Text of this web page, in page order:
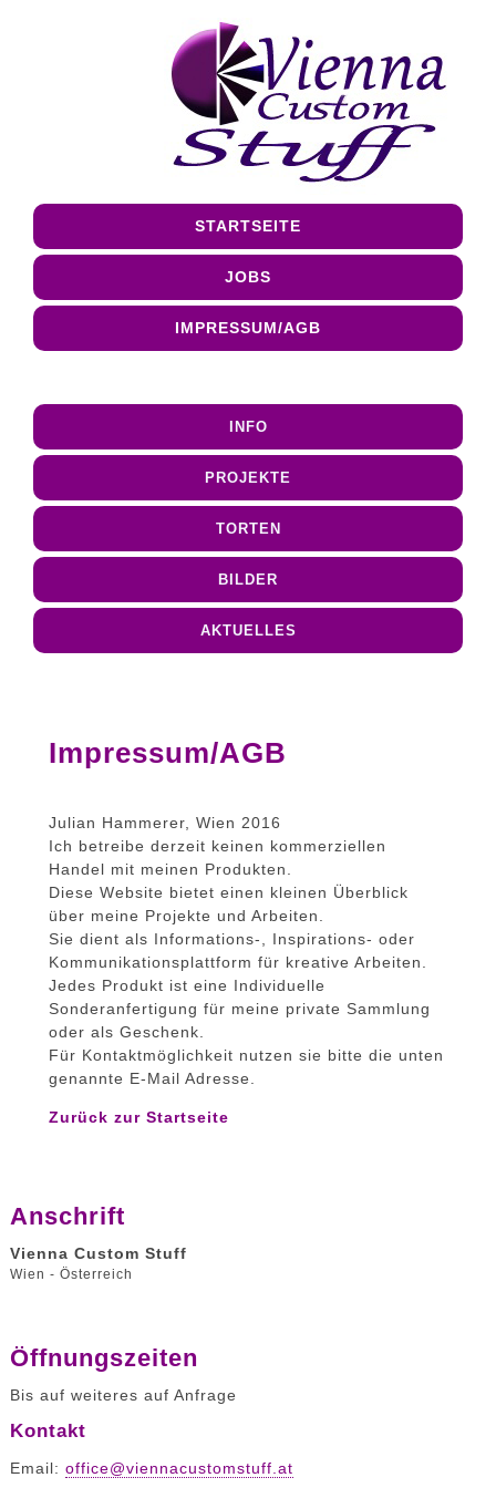
STARTSEITE
JOBS
IMPRESSUM/AGB
INFO
PROJEKTE
TORTEN
BILDER
AKTUELLES
Impressum/AGB
Julian Hammerer, Wien 2016
Ich betreibe derzeit keinen kommerziellen
Handel mit meinen Produkten.
Diese Website bietet einen kleinen Überblick
über meine Projekte und Arbeiten.
Sie dient als Informations-, Inspirations- oder
Kommunikationsplattform für kreative Arbeiten.
Jedes Produkt ist eine Individuelle
Sonderanfertigung für meine private Sammlung
oder als Geschenk.
Für Kontaktmöglichkeit nutzen sie bitte die unten
genannte E-Mail Adresse.
Zurück zur Startseite
Anschrift
Vienna Custom Stuff
Wien - Österreich
Öffnungszeiten
Bis auf weiteres auf Anfrage
Kontakt
Email: office@viennacustomstuff.at